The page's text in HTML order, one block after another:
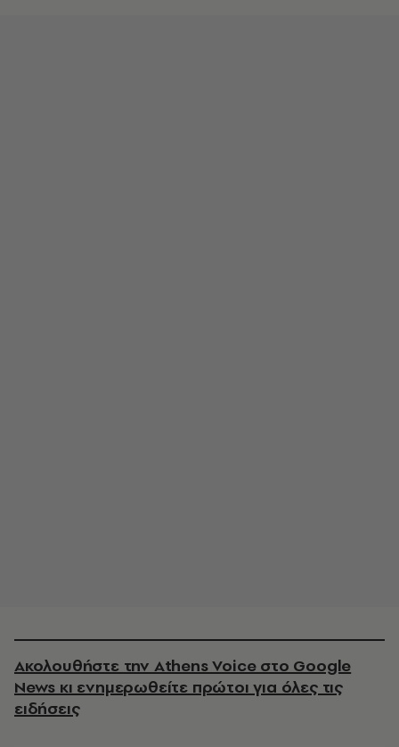
Ακολουθήστε την Athens Voice στο Google
News κι ενημερωθείτε πρώτοι για όλες τις
ειδήσεις